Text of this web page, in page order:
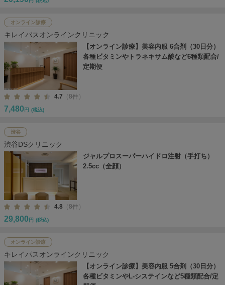
オンライン診療
キレイパスオンラインクリニック
【オンライン診療】美容内服 6合剤（30日分）
各種ビタミンやトラネキサム酸など6種類配合/
定期便
4.7 （8件）
7,480 円 (税込)
渋谷
渋谷DSクリニック
ジャルプロスーパーハイドロ注射（手打ち）
2.5cc（全顔）
4.8 （8件）
29,800 円 (税込)
オンライン診療
キレイパスオンラインクリニック
【オンライン診療】美容内服 5合剤（30日分）
各種ビタミンやL-システインなど5種類配合/定